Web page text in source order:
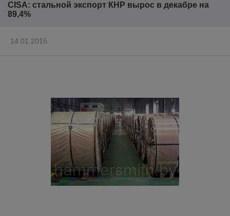
CISA: стальной экспорт КНР вырос в декабре на
89,4%
14.01.2015